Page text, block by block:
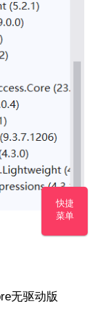
无驱动版
快捷
菜单